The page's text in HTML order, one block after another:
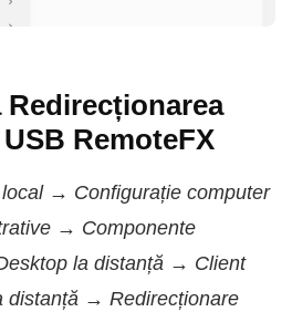
Redirecționarea
RemoteFX
→ Configurație computer
→ Componente
la distanță → Client
distanță → Redirecționare